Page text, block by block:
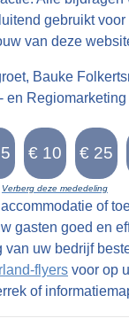
gebruikt voor
van deze
Bauke
en Regiomarketing
Verberg deze mededeling
of
gasten goed en
van uw bedrijf
flyers voor op
of